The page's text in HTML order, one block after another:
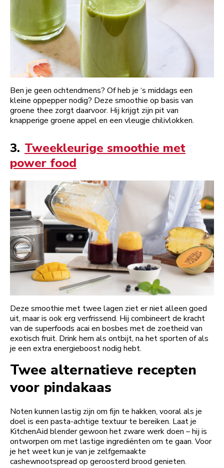
Ben je geen ochtendmens? Of heb je ‘s middags een
kleine oppepper nodig? Deze smoothie op basis van
groene thee zorgt daarvoor. Hij krijgt zijn pit van
knapperige groene appel en een vleugje chilivlokken.
3. Tweekleurige smoothie met
power food
Deze smoothie met twee lagen ziet er niet alleen goed
uit, maar is ook erg verfrissend. Hij combineert de kracht
van de superfoods acai en bosbes met de zoetheid van
exotisch fruit. Drink hem als ontbijt, na het sporten of als
je een extra energieboost nodig hebt.
Twee alternatieve recepten
voor pindakaas
Noten kunnen lastig zijn om fijn te hakken, vooral als je
doel is een pasta-achtige textuur te bereiken. Laat je
KitchenAid blender gewoon het zware werk doen – hij is
ontworpen om met lastige ingrediënten om te gaan. Voor
je het weet kun je van je zelfgemaakte
cashewnootspread op geroosterd brood genieten.